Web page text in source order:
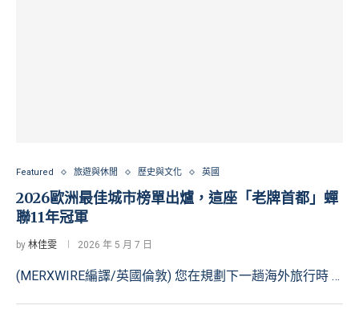
Featured 旅遊與休閒 歷史與文化 英國
2026歐洲最佳城市榜單出爐，這座「老牌首都」蟬
聯11年冠軍
by 林佳雯 2026 年 5 月 7 日
(MERXWIRE編譯/英國倫敦) 您在規劃下一趟海外旅行時 …